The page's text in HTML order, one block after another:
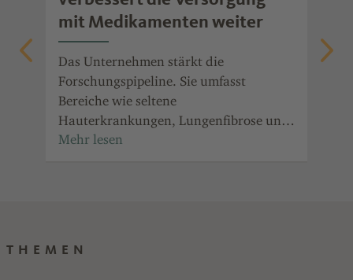
mit Medikamenten weiter
Das Unternehmen stärkt die
Forschungspipeline. Sie umfasst
Bereiche wie seltene
Hauterkrankungen, Lungenfibrose und
Onkologie.
THEMEN